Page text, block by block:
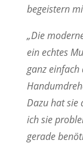
begeistern
„Die
ein echtes
ganz
Dazu hat sie
ich sie
gerade